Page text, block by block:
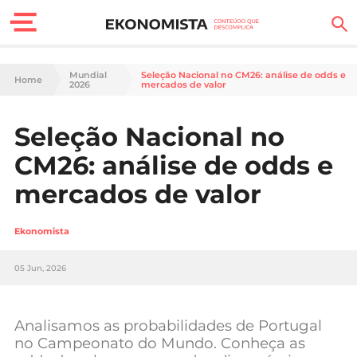
Finanças Pessoais
Carreira
Casa
Lifestyle
Sociedade
Negócios
Home
Mundial
2026
Seleção Nacional no CM26: análise de odds e
mercados de valor
Seleção Nacional no
CM26: análise de odds e
mercados de valor
Ekonomista
05 Jun, 2026
Analisamos as probabilidades de Portugal
no Campeonato do Mundo. Conheça as